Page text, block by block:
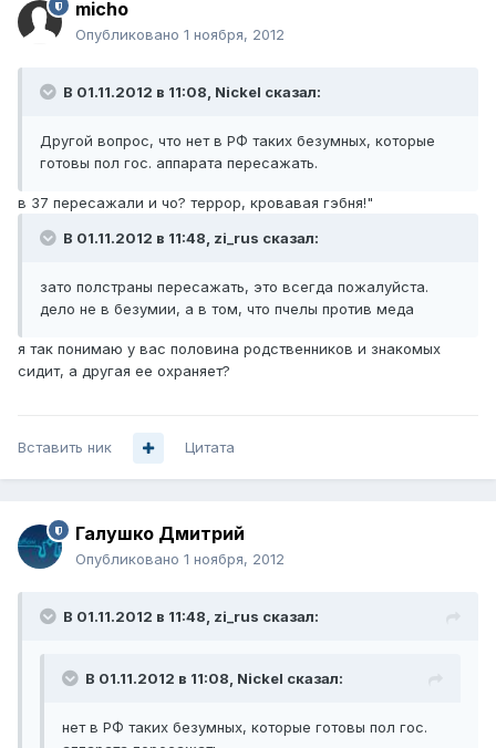
micho
Опубликовано 1 ноября, 2012
В 01.11.2012 в 11:08, Nickel сказал:
Другой вопрос, что нет в РФ таких безумных, которые
готовы пол гос. аппарата пересажать.
в 37 пересажали и чо? террор, кровавая гэбня!"
В 01.11.2012 в 11:48, zi_rus сказал:
зато полстраны пересажать, это всегда пожалуйста.
дело не в безумии, а в том, что пчелы против меда
я так понимаю у вас половина родственников и знакомых
сидит, а другая ее охраняет?
Вставить ник Цитата
Галушко Дмитрий
Опубликовано 1 ноября, 2012
В 01.11.2012 в 11:48, zi_rus сказал:
В 01.11.2012 в 11:08, Nickel сказал:
нет в РФ таких безумных, которые готовы пол гос.